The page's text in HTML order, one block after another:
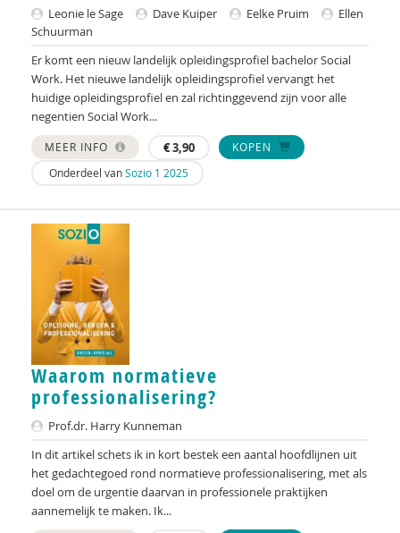
Ernst Bouweriks
Tineke Bouwes
Huub Braam
Els Bransen
Jaska de Bree
Marielle Brenninkmeijer
Marco Brok
Liza Bruinhart
Jacquie Buijs
Marga Burggraaff
Angela Busto
Job Catshoek
Leonie le Sage Dave Kuiper Eelke Pruim
Ellen
Schuurman
Er komt een nieuw landelijk opleidingsprofiel bachelor Social
Work. Het nieuwe landelijk opleidingsprofiel vervangt het
huidige opleidingsprofiel en zal richtinggevend zijn voor alle
negentien Social Work...
MEER INFO €3,90
KOPEN
Onderdeel vanSozio 1 2025
Waarom normatieve
professionalisering?
Prof.dr. Harry Kunneman
In dit artikel schets ik in kort bestek een aantal hoofdlijnen uit
het gedachtegoed rond normatieve professionalisering, met als
doel om de urgentie daarvan in professionele praktijken
aannemelijk te maken. Ik...